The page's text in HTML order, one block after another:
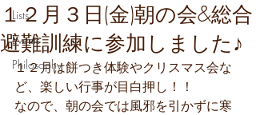
Lists
Events
Philosophy
１２月３日(金)朝の会&総合
避難訓練に参加しました♪
１２月は餅つき体験やクリスマス会な
ど、楽しい行事が目白押し！！
なので、朝の会では風邪を引かずに寒